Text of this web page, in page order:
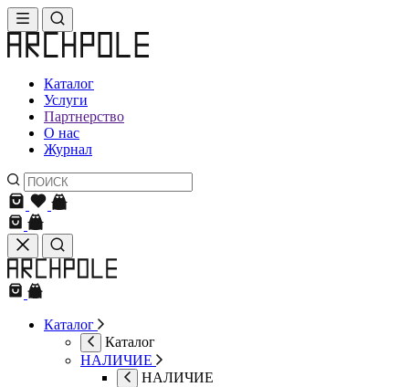
Каталог
Услуги
Партнерство
О нас
Журнал
Каталог
Каталог
НАЛИЧИЕ
НАЛИЧИЕ